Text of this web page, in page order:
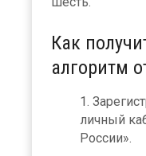
Как
алгоритм
личный
России».